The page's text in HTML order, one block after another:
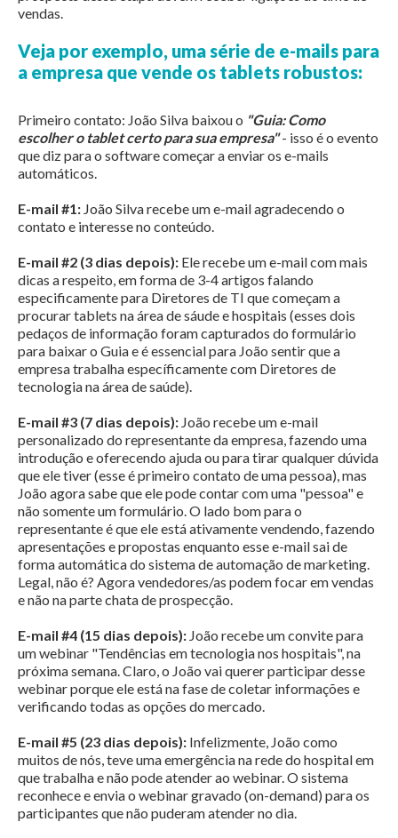
vendas.
Veja por exemplo, uma série de e-mails para
a empresa que vende os tablets robustos:
Primeiro contato: João Silva baixou o "Guia: Como
escolher o tablet certo para sua empresa"- isso é o evento
que diz para o software começar a enviar os e-mails
automáticos.
E-mail #1: João Silva recebe um e-mail agradecendo o
contato e interesse no conteúdo.
E-mail #2 (3 dias depois): Ele recebe um e-mail com mais
dicas a respeito, em forma de 3-4 artigos falando
especificamente para Diretores de TI que começam a
procurar tablets na área de sáude e hospitais (esses dois
pedaços de informação foram capturados do formulário
para baixar o Guia e é essencial para João sentir que a
empresa trabalha específicamente com Diretores de
tecnologia na área de saúde).
E-mail #3 (7 dias depois): João recebe um e-mail
personalizado do representante da empresa, fazendo uma
introdução e oferecendo ajuda ou para tirar qualquer dúvida
que ele tiver (esse é primeiro contato de uma pessoa), mas
João agora sabe que ele pode contar com uma "pessoa" e
não somente um formulário. O lado bom para o
representante é que ele está ativamente vendendo, fazendo
apresentações e propostas enquanto esse e-mail sai de
forma automática do sistema de automação de marketing.
Legal, não é? Agora vendedores/as podem focar em vendas
e não na parte chata de prospecção.
E-mail #4 (15 dias depois): João recebe um convite para
um webinar "Tendências em tecnologia nos hospitais", na
próxima semana. Claro, o João vai querer participar desse
webinar porque ele está na fase de coletar informações e
verificando todas as opções do mercado.
E-mail #5 (23 dias depois): Infelizmente, João como
muitos de nós, teve uma emergência na rede do hospital em
que trabalha e não pode atender ao webinar. O sistema
reconhece e envia o webinar gravado (on-demand) para os
participantes que não puderam atender no dia.